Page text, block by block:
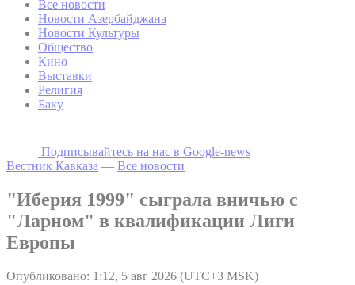
Все новости
Новости Азербайджана
Новости Культуры
Общество
Кино
Выставки
Религия
Баку
Подписывайтесь на наc в Google-news
Вестник Кавказа — Все новости
"Иберия 1999" сыграла вничью с
"Ларном" в квалификации Лиги
Европы
Опубликовано: 1:12, 5 авг 2026 (UTC+3 MSK)